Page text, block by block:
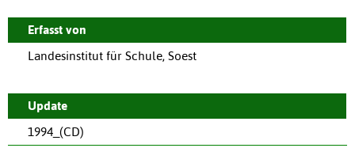
Erfasst von
Landesinstitut für Schule, Soest
Update
1994_(CD)